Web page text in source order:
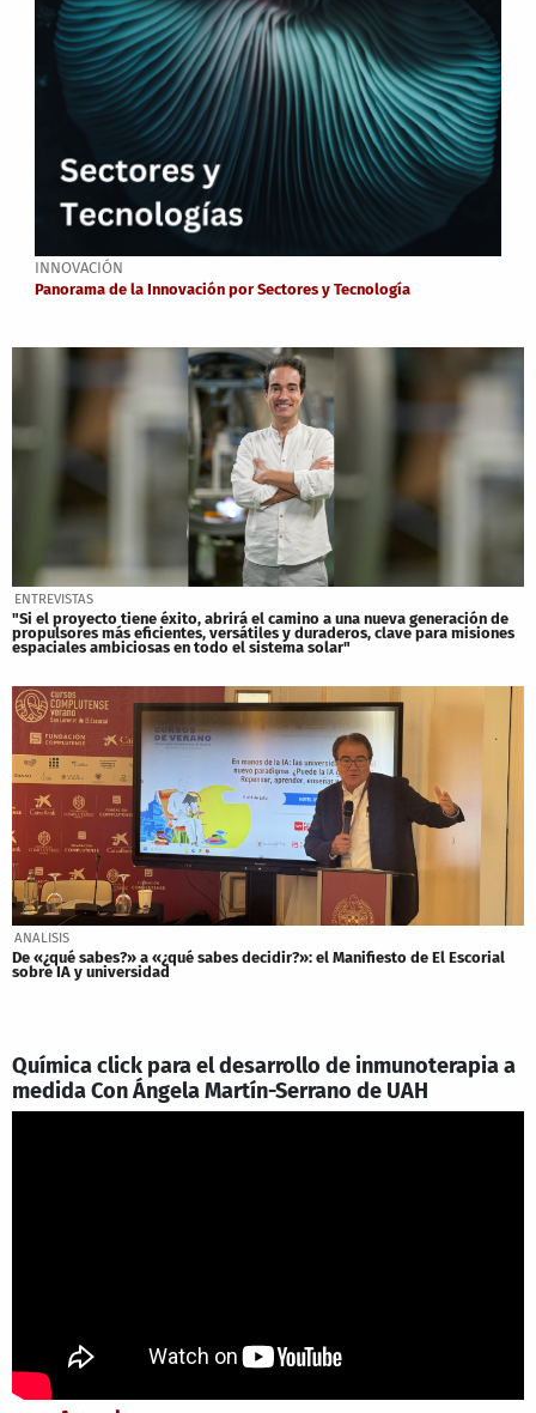
INNOVACIÓN
Panorama de la Innovación por Sectores y Tecnología
ENTREVISTAS
"Si el proyecto tiene éxito, abrirá el camino a una nueva generación de
propulsores más eficientes, versátiles y duraderos, clave para misiones
espaciales ambiciosas en todo el sistema solar"
ANALISIS
De «¿qué sabes?» a «¿qué sabes decidir?»: el Manifiesto de El Escorial
sobre IA y universidad
Química click para el desarrollo de inmunoterapia a
medida Con Ángela Martín-Serrano de UAH